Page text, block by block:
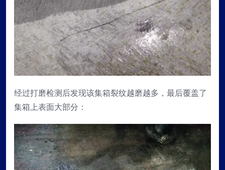
经过打磨检测后发现该集箱裂纹越磨越多，最后覆盖了
集箱上表面大部分：